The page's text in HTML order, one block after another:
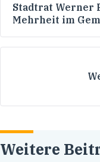
Stadtrat Werner
Mehrheit im
Weitere